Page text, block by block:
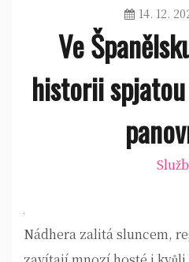
14. 12.
Ve
historii
Nádhera zalitá sluncem,